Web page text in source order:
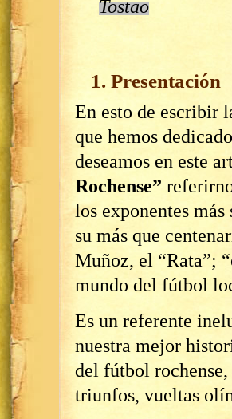
Tostao
1. Presentación
En esto de escribir
que hemos
deseamos en este
Rochense”
los exponentes
su más que
Muñoz, el “Rata”;
mundo del fútbol
Es un referente
nuestra mejor
del fútbol rochense,
triunfos, vueltas